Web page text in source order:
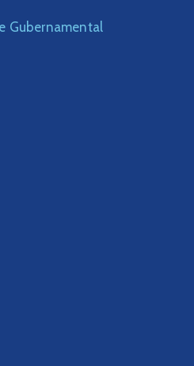
Gubernamental